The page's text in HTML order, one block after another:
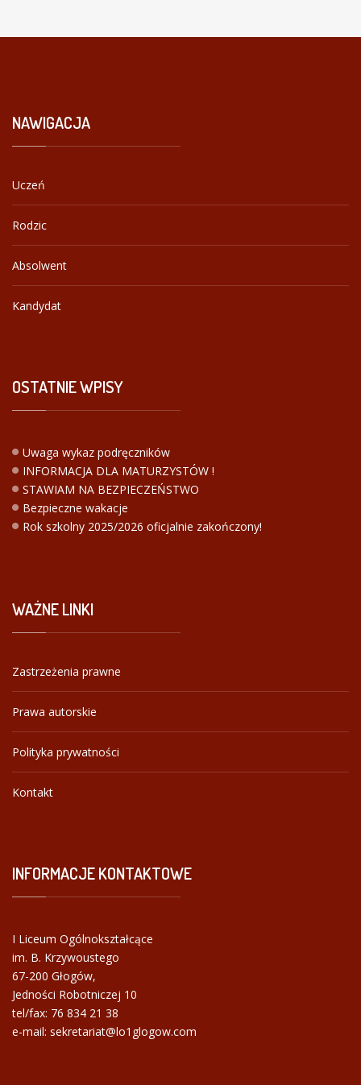
NAWIGACJA
Uczeń
Rodzic
Absolwent
Kandydat
OSTATNIEWPISY
Uwaga wykaz podręczników
INFORMACJA DLA MATURZYSTÓW !
STAWIAM NA BEZPIECZEŃSTWO
Bezpieczne wakacje
Rok szkolny 2025/2026 oficjalnie zakończony!
WAŻNELINKI
Zastrzeżenia prawne
Prawa autorskie
Polityka prywatności
Kontakt
INFORMACJEKONTAKTOWE
I Liceum Ogólnokształcące
im. B. Krzywoustego
67-200 Głogów,
Jedności Robotniczej 10
tel/fax: 76 834 21 38
e-mail: sekretariat@lo1glogow.com